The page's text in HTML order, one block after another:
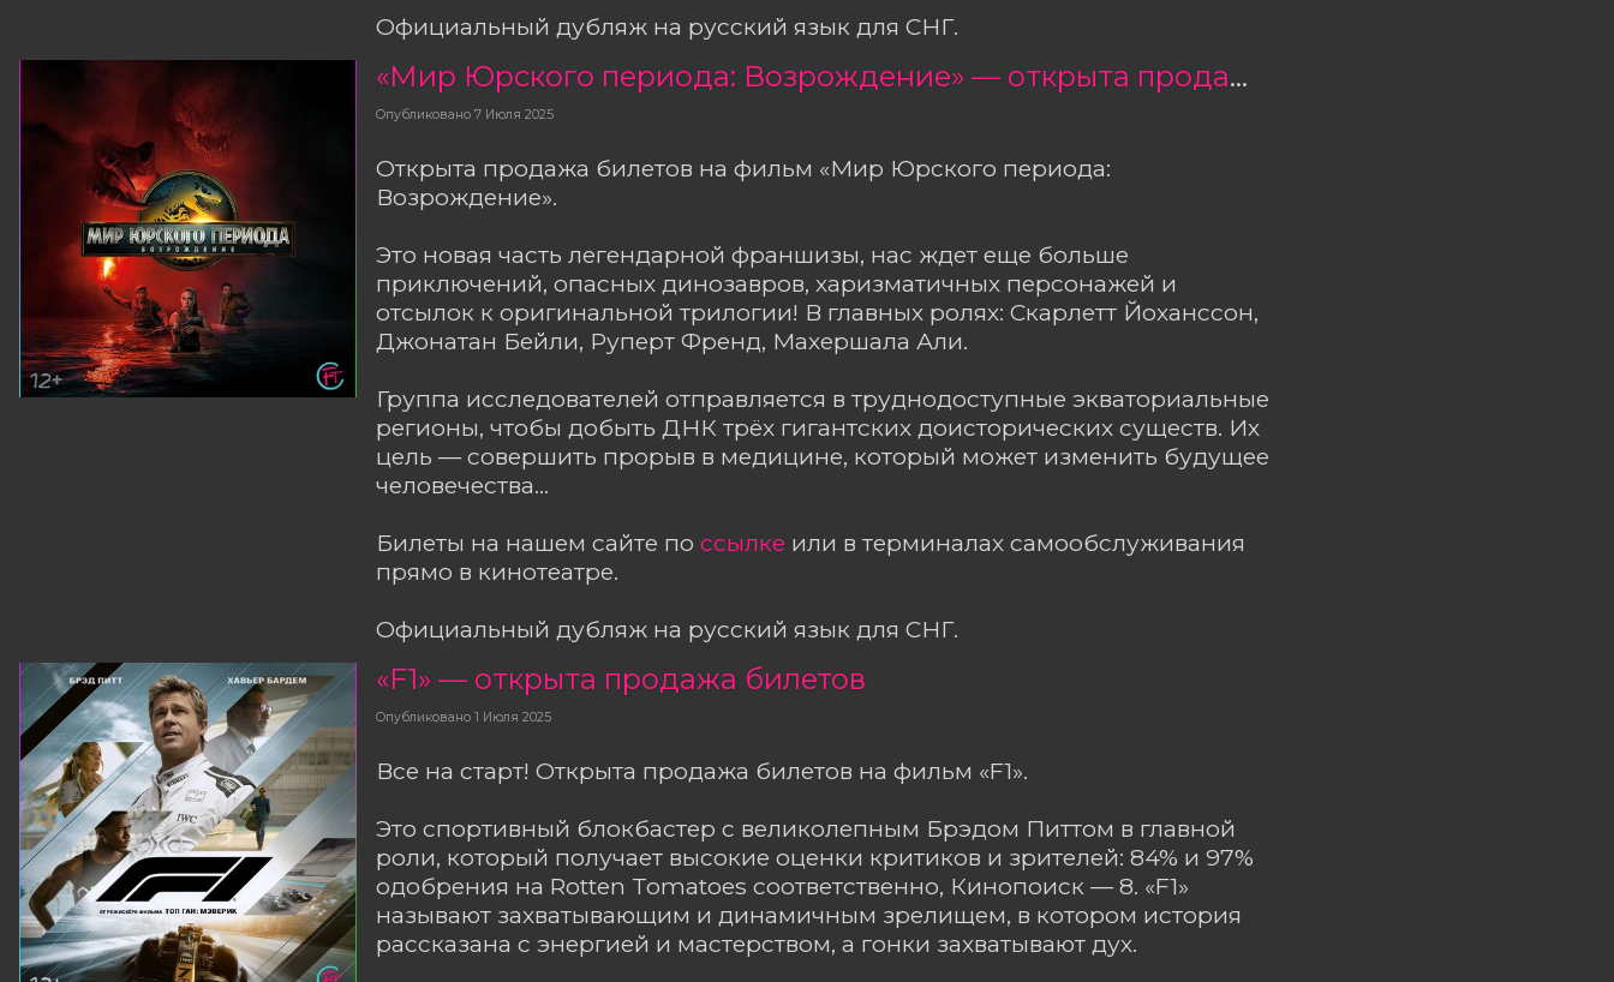
Официальный дубляж на русский язык для СНГ.
«Мир Юрского периода: Возрождение» — открыта продажа билетов
Опубликовано 7 Июля 2025
Открыта продажа билетов на фильм «Мир Юрского периода:
Возрождение».
Это новая часть легендарной франшизы, нас ждет еще больше
приключений, опасных динозавров, харизматичных персонажей и
отсылок к оригинальной трилогии! В главных ролях: Скарлетт Йоханссон,
Джонатан Бейли, Руперт Френд, Махершала Али.
Группа исследователей отправляется в труднодоступные экваториальные
регионы, чтобы добыть ДНК трёх гигантских доисторических существ. Их
цель — совершить прорыв в медицине, который может изменить будущее
человечества...
Билеты на нашем сайте поссылке или в терминалах самообслуживания
прямо в кинотеатре.
Официальный дубляж на русский язык для СНГ.
«F1» — открыта продажа билетов
Опубликовано 1 Июля 2025
Все на старт! Открыта продажа билетов на фильм «F1».
Это спортивный блокбастер с великолепным Брэдом Питтом в главной
роли, который получает высокие оценки критиков и зрителей: 84% и 97%
одобрения на Rotten Tomatoes соответственно, Кинопоиск — 8. «F1»
называют захватывающим и динамичным зрелищем, в котором история
рассказана с энергией и мастерством, а гонки захватывают дух.